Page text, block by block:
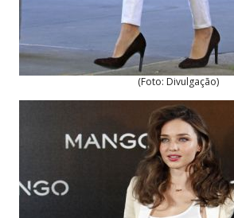
(Foto: Divulgação)